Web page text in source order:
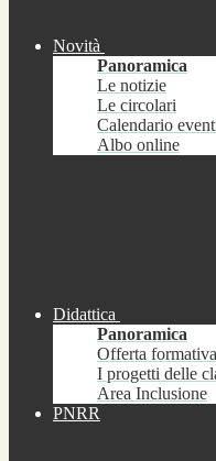
Novità
Panoramica
Le notizie
Le circolari
Calendario
Albo online
Didattica
Panoramica
Offerta formativa
I progetti delle
Area Inclusione
PNRR